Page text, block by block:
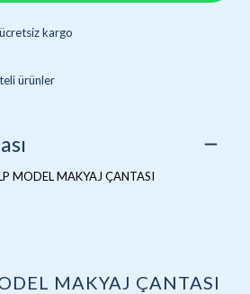
kargo
ürünler
MODEL MAKYAJ ÇANTASI
MAKYAJ ÇANTASI